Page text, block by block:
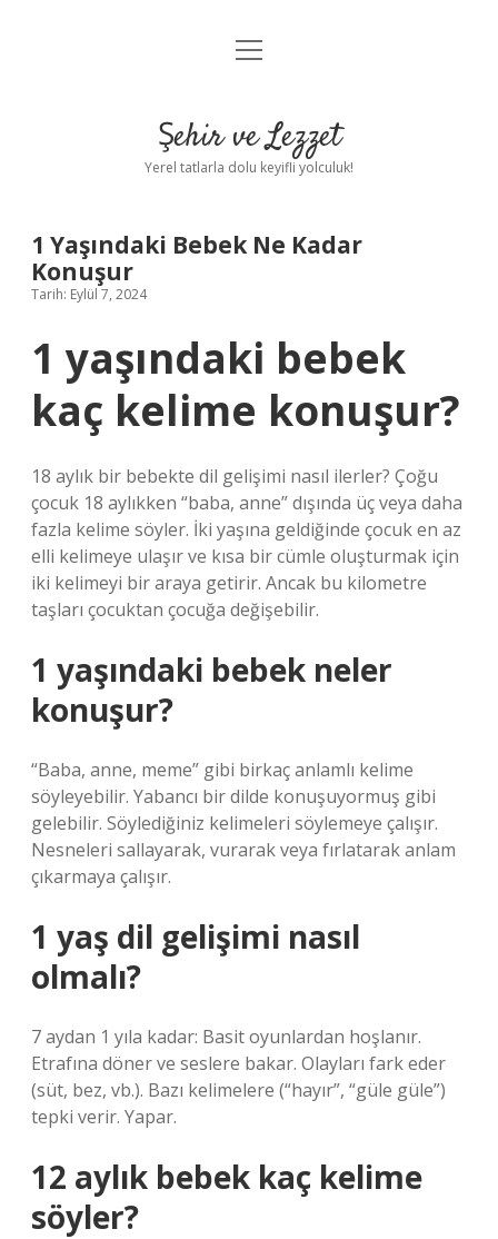
Anasayfa
Yasal Uyarı
menüyü
Şehir ve Lezzet
Yerel tatlarla dolu keyifli yolculuk!
1 Yaşındaki Bebek Ne Kadar
Konuşur
Tarih: Eylül 7, 2024
1 yaşındaki bebek
kaç kelime konuşur?
18 aylık bir bebekte dil gelişimi nasıl ilerler? Çoğu
çocuk 18 aylıkken “baba, anne” dışında üç veya daha
fazla kelime söyler. İki yaşına geldiğinde çocuk en az
elli kelimeye ulaşır ve kısa bir cümle oluşturmak için
iki kelimeyi bir araya getirir. Ancak bu kilometre
taşları çocuktan çocuğa değişebilir.
1 yaşındaki bebek neler
konuşur?
“Baba, anne, meme” gibi birkaç anlamlı kelime
söyleyebilir. Yabancı bir dilde konuşuyormuş gibi
gelebilir. Söylediğiniz kelimeleri söylemeye çalışır.
Nesneleri sallayarak, vurarak veya fırlatarak anlam
çıkarmaya çalışır.
1 yaş dil gelişimi nasıl
olmalı?
7 aydan 1 yıla kadar: Basit oyunlardan hoşlanır.
Etrafına döner ve seslere bakar. Olayları fark eder
(süt, bez, vb.). Bazı kelimelere (“hayır”, “güle güle”)
tepki verir. Yapar.
12 aylık bebek kaç kelime
söyler?